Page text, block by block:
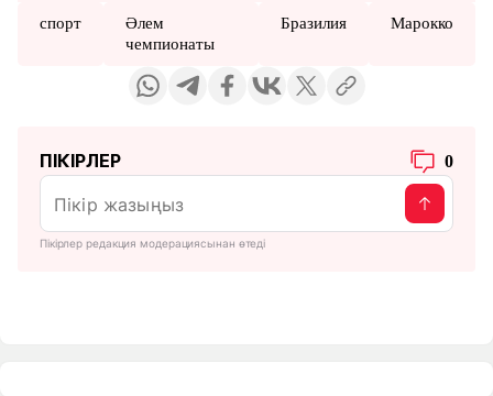
спорт
Әлем
чемпионаты
Бразилия Марокко
ПІКІРЛЕР 0
Пікірлер редакция модерациясынан өтеді